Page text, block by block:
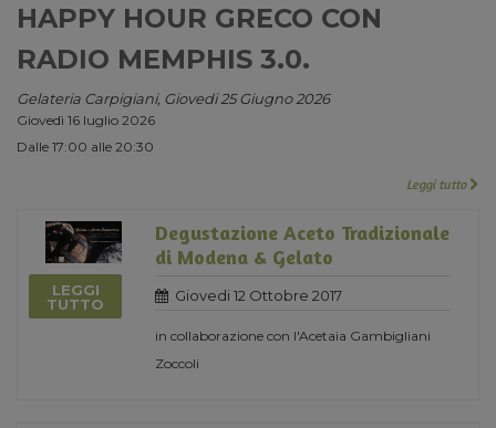
HAPPY HOUR GRECO CON
RADIO MEMPHIS 3.0.
Gelateria Carpigiani, Giovedi 25 Giugno 2026
Giovedì 16 luglio 2026
Dalle 17:00 alle 20:30
Leggi tutto
LEGGI
TUTTO
Degustazione Aceto Tradizionale
di Modena & Gelato
Giovedi 12 Ottobre 2017
in collaborazione con l'Acetaia Gambigliani
Zoccoli